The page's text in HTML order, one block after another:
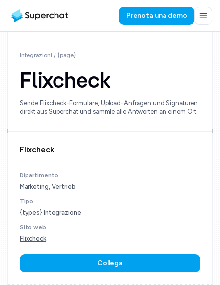
Prenota una demo
Integrazioni / {page}
Flixcheck
Sende Flixcheck-Formulare, Upload-Anfragen und Signaturen
direkt aus Superchat und sammle alle Antworten an einem Ort.
Flixcheck
Dipartimento
Marketing, Vertrieb
Tipo
{types} Integrazione
Sito web
Flixcheck
Collega